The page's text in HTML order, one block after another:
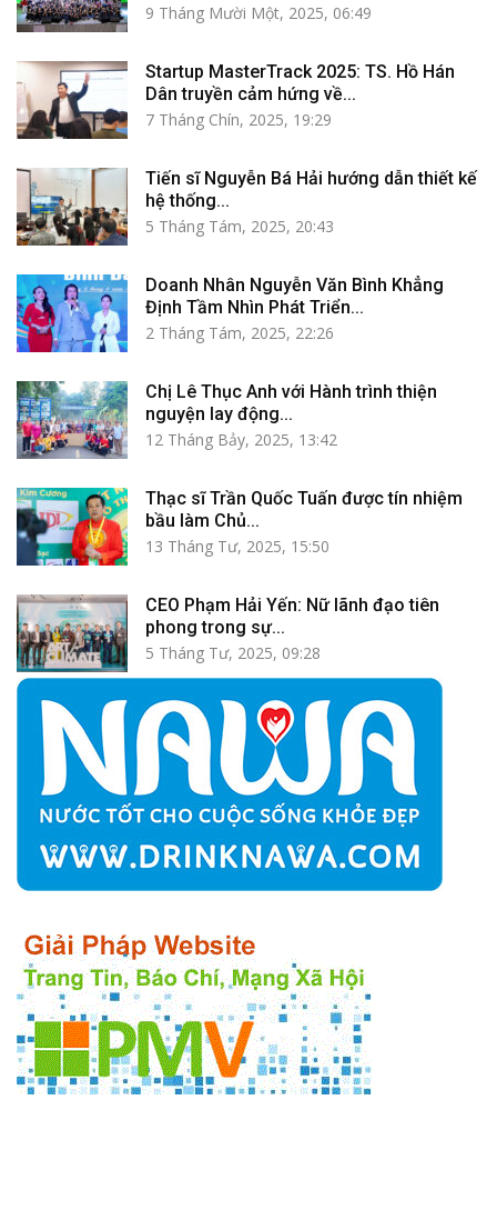
9 Tháng Mười Một, 2025, 06:49
Startup MasterTrack 2025: TS. Hồ Hán
Dân truyền cảm hứng về...
7 Tháng Chín, 2025, 19:29
Tiến sĩ Nguyễn Bá Hải hướng dẫn thiết kế
hệ thống...
5 Tháng Tám, 2025, 20:43
Doanh Nhân Nguyễn Văn Bình Khẳng
Định Tầm Nhìn Phát Triển...
2 Tháng Tám, 2025, 22:26
Chị Lê Thục Anh với Hành trình thiện
nguyện lay động...
12 Tháng Bảy, 2025, 13:42
Thạc sĩ Trần Quốc Tuấn được tín nhiệm
bầu làm Chủ...
13 Tháng Tư, 2025, 15:50
CEO Phạm Hải Yến: Nữ lãnh đạo tiên
phong trong sự...
5 Tháng Tư, 2025, 09:28